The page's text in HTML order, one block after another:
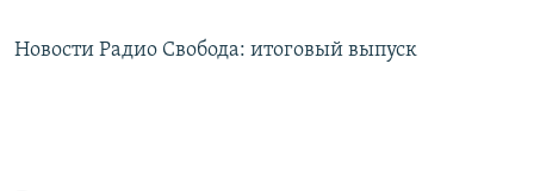
Новости Радио Свобода: итоговый выпуск